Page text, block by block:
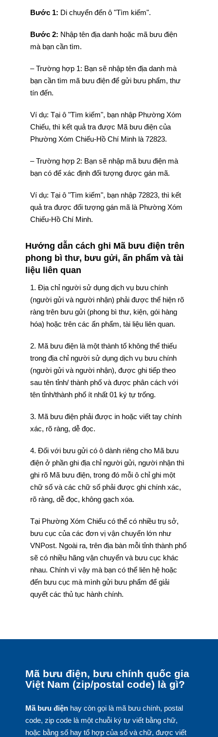
Bước 1: Di chuyển đến ô "Tìm kiếm".
Bước 2: Nhập tên địa danh hoặc mã bưu điện
mà bạn cần tìm.
– Trường hợp 1: Bạn sẽ nhập tên địa danh mà
bạn cần tìm mã bưu điện để gửi bưu phẩm, thư
tín đến.
Ví dụ: Tại ô "Tìm kiếm", bạn nhập Phường Xóm
Chiếu, thì kết quả tra được Mã bưu điện của
Phường Xóm Chiếu-Hồ Chí Minh là 72823.
– Trường hợp 2: Bạn sẽ nhập mã bưu điện mà
bạn có để xác định đối tượng được gán mã.
Ví dụ: Tại ô "Tìm kiếm", bạn nhập 72823, thì kết
quả tra được đối tượng gán mã là Phường Xóm
Chiếu-Hồ Chí Minh.
Hướng dẫn cách ghi Mã bưu điện trên
phong bì thư, bưu gửi, ấn phẩm và tài
liệu liên quan
1. Địa chỉ người sử dụng dịch vụ bưu chính
(người gửi và người nhận) phải được thể hiện rõ
ràng trên bưu gửi (phong bì thư, kiện, gói hàng
hóa) hoặc trên các ấn phẩm, tài liệu liên quan.
2. Mã bưu điện là một thành tố không thể thiếu
trong địa chỉ người sử dụng dịch vụ bưu chính
(người gửi và người nhận), được ghi tiếp theo
sau tên tỉnh/ thành phố và được phân cách với
tên tỉnh/thành phố ít nhất 01 ký tự trống.
3. Mã bưu điện phải được in hoặc viết tay chính
xác, rõ ràng, dễ đọc.
4. Đối với bưu gửi có ô dành riêng cho Mã bưu
điện ở phần ghi địa chỉ người gửi, người nhận thì
ghi rõ Mã bưu điện, trong đó mỗi ô chỉ ghi một
chữ số và các chữ số phải được ghi chính xác,
rõ ràng, dễ đọc, không gạch xóa.
Tại Phường Xóm Chiếu có thể có nhiều trụ sở,
bưu cục của các đơn vị vận chuyển lớn như
VNPost. Ngoài ra, trên địa bàn mỗi tỉnh thành phố
sẽ có nhiều hãng vận chuyển và bưu cục khác
nhau. Chính vì vậy mà bạn có thể liên hệ hoặc
đến bưu cục mà mình gửi bưu phẩm để giải
quyết các thủ tục hành chính.
Mã bưu điện, bưu chính quốc gia
Việt Nam (zip/postal code) là gì?
Mã bưu điệnhay còn gọi là mã bưu chính, postal
code, zip code là một chuỗi ký tự viết bằng chữ,
hoặc bằng số hay tổ hợp của số và chữ, được viết